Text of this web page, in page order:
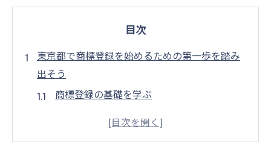
目次
東京都で商標登録を始めるための第一歩を踏み
出そう
商標登録の基礎を学ぶ
必要な書類の準備方法